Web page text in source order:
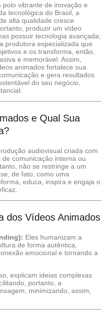
vibrante de inovação e
tecnológica do Brasil, a
alta qualidade cresce
produzir um vídeo
possuir tecnologia avançada;
produtora especializada que
e os transforma, então,
e memorável. Assim,
animados fortalece sua
e gera resultados
do seu negócio,
e Qual Sua
audiovisual criada com
comunicação interna ou
não se restringe a um
de fato, como uma
educa, inspira e engaja o
dos Vídeos Animados
Eles humanizam a
de forma autêntica,
emocional e tornando a
explicam ideias complexas
portanto, a
minimizando, assim,